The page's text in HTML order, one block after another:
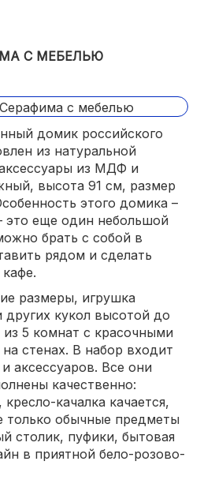
С МЕБЕЛЬЮ
домик российского
из натуральной
из МДФ и
высота 91 см, размер
этого домика –
это еще один небольшой
брать с собой в
рядом и сделать
размеры, игрушка
кукол высотой до
5 комнат с красочными
стенах. В набор входит
аксессуаров. Все они
качественно:
качалка качается,
только обычные предметы
столик, пуфики, бытовая
в приятной бело-розово-